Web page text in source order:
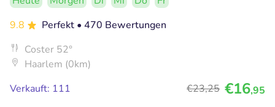
9.8
Perfekt • 470 Bewertungen
Coster 52°
Haarlem (0km)
Verkauft: 111
€23,25 €16,95